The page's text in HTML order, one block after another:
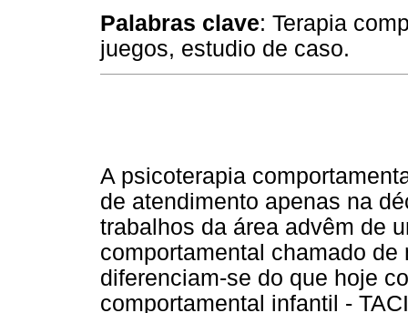
Palabras clave: Terapia
juegos, estudio de caso.
A psicoterapia
de atendimento apenas na
trabalhos da área advêm de
comportamental chamado
diferenciam-se do que hoje
comportamental infantil -